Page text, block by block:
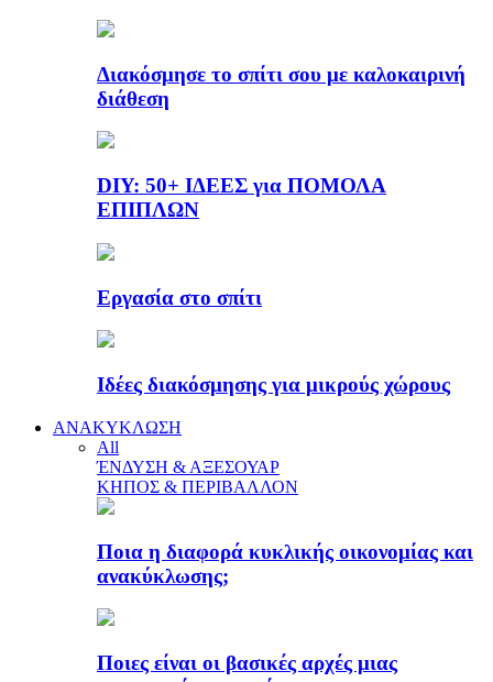
Διακόσμησε το σπίτι σου με καλοκαιρινή
διάθεση
DIY: 50+ ΙΔΕΕΣ για ΠΟΜΟΛΑ
ΕΠΙΠΛΩΝ
Εργασία στο σπίτι
Ιδέες διακόσμησης για μικρούς χώρους
ΑΝΑΚΥΚΛΩΣΗ
All
ΈΝΔΥΣΗ & ΑΞΕΣΟΥΑΡ
ΚΗΠΟΣ & ΠΕΡΙΒΑΛΛΟΝ
Ποια η διαφορά κυκλικής οικονομίας και
ανακύκλωσης;
Ποιες είναι οι βασικές αρχές μιας